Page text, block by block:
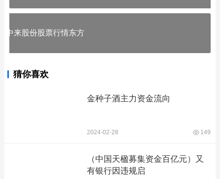
中来股份股票行情东方
猜你喜欢
金种子酒主力资金流向
2024-02-28 149
（中国天楹募集资金百亿元）又
有银行因违规启